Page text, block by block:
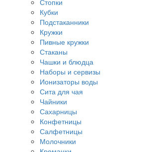
Стопки
Кубки
Подстаканники
Кружки
Пивные кружки
Стаканы
Чашки и блюдца
Наборы и сервизы
Ионизаторы воды
Сита для чая
Чайники
Сахарницы
Конфетницы
Салфетницы
Молочники